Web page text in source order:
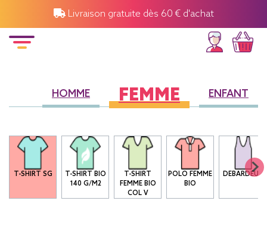
Livraison gratuite dès 60 € d'achat
HOMME FEMME ENFANT
T-SHIRT SG
T-SHIRT BIO
140 G/M2
T-SHIRT
FEMME BIO
COL V
POLO FEMME
BIO
DEBARDEUR